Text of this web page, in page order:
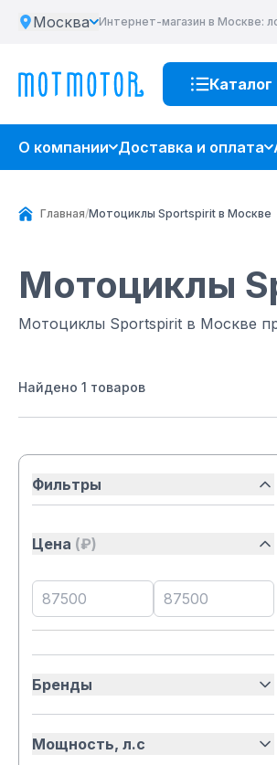
Москва Интернет-магазин в Москве:
Каталог
О компании Доставка и оплата
Главная/Мотоциклы Sportspirit в Москве
Мотоциклы
Мотоциклы Sportspirit в Москве
Найдено 1 товаров
Фильтры
Цена (₽)
Бренды
Мощность, л.с